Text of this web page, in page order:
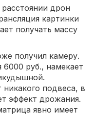
дрон
картинки
получать массу
получил камеру.
руб., намекает
подвеса, в
эффект дрожания.
явно имеет